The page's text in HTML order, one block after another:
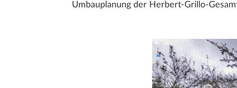
Umbauplanung der Herbert-Grillo-